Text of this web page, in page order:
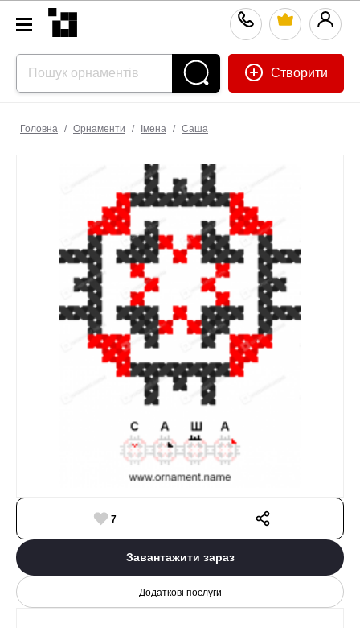
Створити
Головна / Орнаменти / Імена / Саша
7
Завантажити зараз
Додаткові послуги